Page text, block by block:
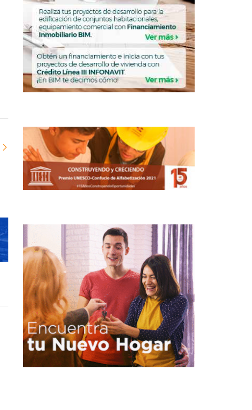
Mujeres de la CDMX trabajan para combatir
cambio climático
INMOBILIARIO
FUNO acelera transición
energética en su
portafolio inmobiliario